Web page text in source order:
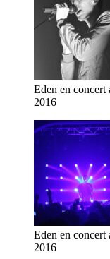
Eden en concert
2016
Eden en concert
2016